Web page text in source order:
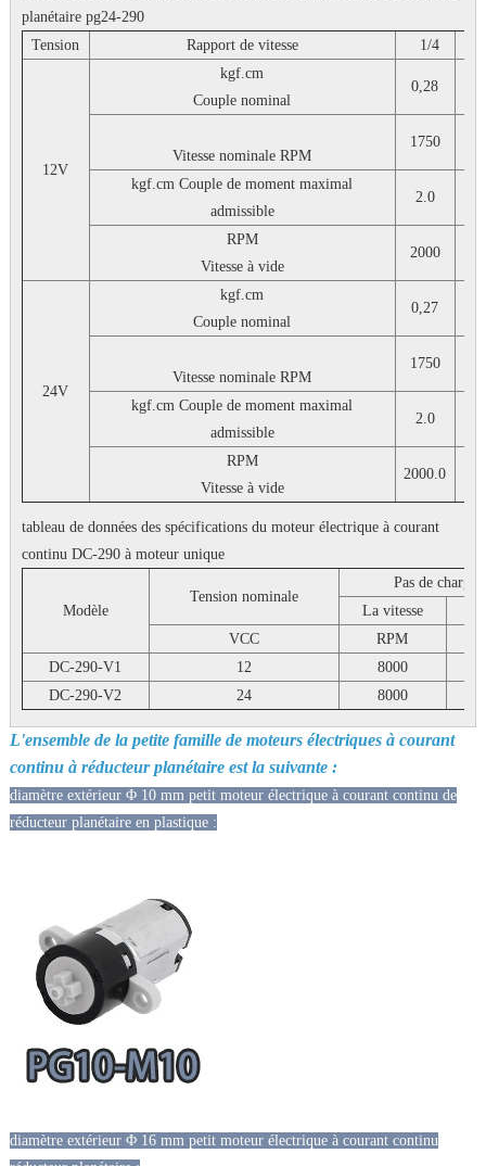
planétaire pg24-290
Tension
Rapport de vitesse 1/4
12V
kgf.cm
Couple nominal
0,28
Vitesse nominaleRPM
1750
kgf.cmCouple de moment maximal
admissible
2.0
RPM
Vitesse à vide
2000
24V
kgf.cm
Couple nominal
0,27
Vitesse nominaleRPM
1750
kgf.cmCouple de moment maximal
admissible
2.0
RPM
Vitesse à vide
2000.0
tableau de données des spécifications du moteur électrique à courant
continu DC-290 à moteur unique
Modèle
Tension nominale
Pas de charge
La vitesse
VCC
RPM
DC-290-V1
12 8000
DC-290-V2
24 8000
L'ensemble de la petite famille de moteurs électriques à courant
continu à réducteur planétaire est la suivante :
diamètre extérieur Φ 10 mm petit moteur électrique à courant continu de
réducteur planétaire en plastique :
diamètre extérieur Φ 16 mm petit moteur électrique à courant continu